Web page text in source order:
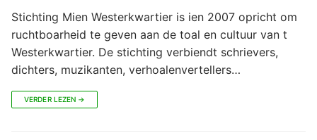
Stichting Mien Westerkwartier is ien 2007 opricht om
ruchtboarheid te geven aan de toal en cultuur van t
Westerkwartier. De stichting verbiendt schrievers,
dichters, muzikanten, verhoalenvertellers…
VERDER LEZEN →